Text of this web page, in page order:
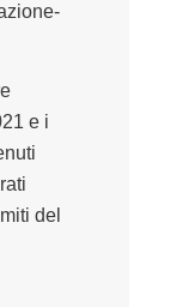
e i
del